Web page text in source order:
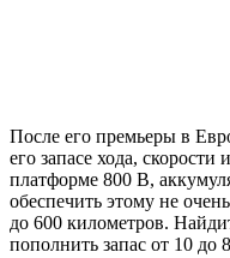
После его премьеры в
его запасе хода,
платформе 800 В,
обеспечить этому не
до 600 километров.
пополнить запас от 10 до